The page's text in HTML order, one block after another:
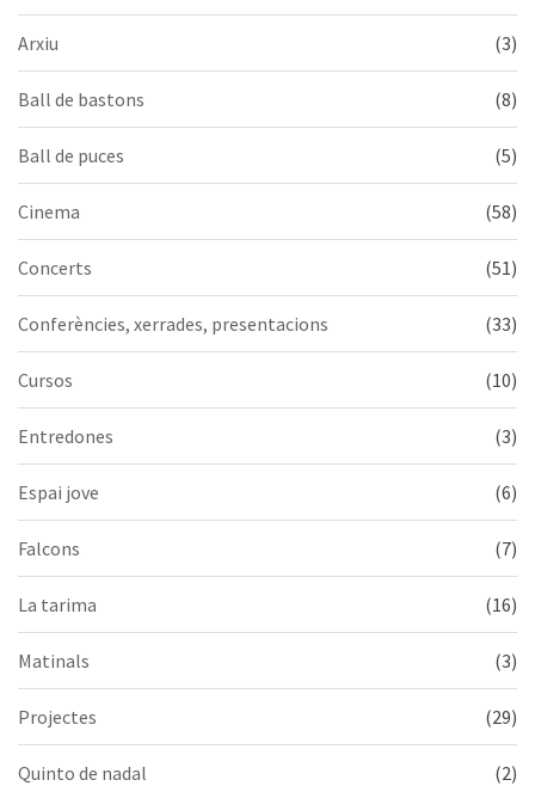
Arxiu (3)
Ball de bastons (8)
Ball de puces (5)
Cinema (58)
Concerts (51)
Conferències, xerrades, presentacions (33)
Cursos (10)
Entredones (3)
Espai jove (6)
Falcons (7)
La tarima (16)
Matinals (3)
Projectes (29)
Quinto de nadal (2)